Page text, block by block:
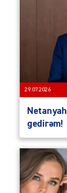
29.07.2026
gedirəm!